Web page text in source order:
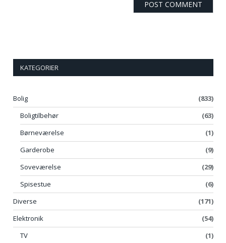
KATEGORIER
Bolig
(833)
Boligtilbehør
(63)
Børneværelse
(1)
Garderobe
(9)
Soveværelse
(29)
Spisestue
(6)
Diverse
(171)
Elektronik
(54)
TV
(1)